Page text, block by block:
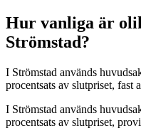
Hur vanliga är
Strömstad?
I Strömstad används
procentsats av slutpriset, fast
I Strömstad används
procentsats av slutpriset,